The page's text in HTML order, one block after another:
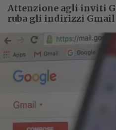
Attenzione agli inviti
ruba gli indirizzi Gmail